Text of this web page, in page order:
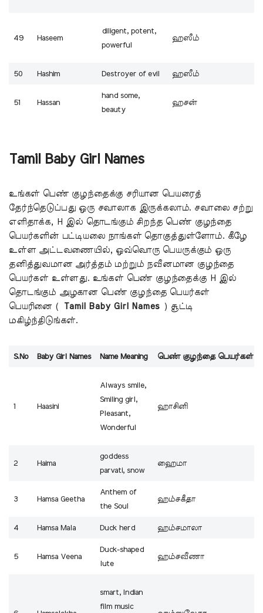
49 Haseem
diligent, potent,
powerful
ஹஸீம்
50 Hashim Destroyer of evil ஹஸீம்
51 Hassan
hand some,
beauty
ஹசன்
Tamil Baby Girl Names
உங்கள் பெண் குழந்தைக்கு சரியான பெயரைத்
தேர்ந்தெடுப்பது ஒரு சவாலாக இருக்கலாம். சவாலை சற்று
எளிதாக்க, H இல் தொடங்கும் சிறந்த பெண் குழந்தை
பெயர்களின் பட்டியலை நாங்கள் தொகுத்துள்ளோம். கீழே
உள்ள அட்டவணையில், ஒவ்வொரு பெயருக்கும் ஒரு
தனித்துவமான அர்த்தம் மற்றும் நவீனமான குழந்தை
பெயர்கள் உள்ளது. உங்கள் பெண் குழந்தைக்கு H இல்
தொடங்கும் அழகான பெண் குழந்தை பெயர்கள்
பெயரினை ( Tamil Baby Girl Names) சூட்டி
மகிழ்ந்திடுங்கள்.
S.No Baby Girl Names Name Meaning பெண் குழந்தை பெயர்கள்
1 Haasini
Always smile,
Smiling girl,
Pleasant,
Wonderful
ஹாசினி
2 Haima
goddess
parvati, snow
ஹைமா
3 Hamsa Geetha
Anthem of
the Soul
ஹம்சகீதா
4 Hamsa Mala Duck herd ஹம்சமாலா
5 Hamsa Veena
Duck-shaped
lute
ஹம்சவீணா
smart, Indian
film music